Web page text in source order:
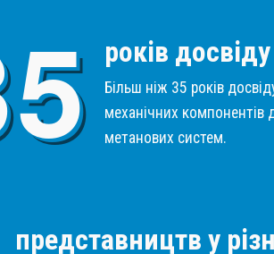
5
років досвіду
Більш ніж 35 років
механічних компонентів
метанових систем.
представництв у